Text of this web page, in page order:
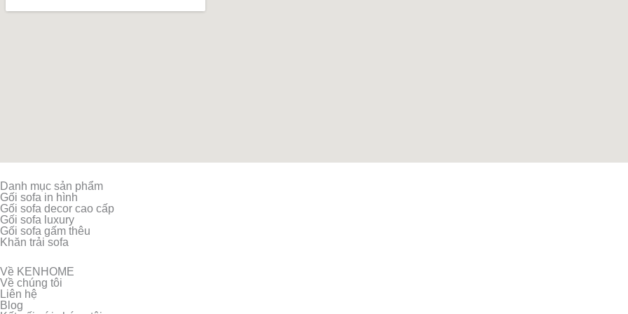
Danh mục sản phẩm
Gối sofa in hình
Gối sofa decor cao cấp
Gối sofa luxury
Gối sofa gấm thêu
Khăn trải sofa
Về KENHOME
Về chúng tôi
Liên hệ
Blog